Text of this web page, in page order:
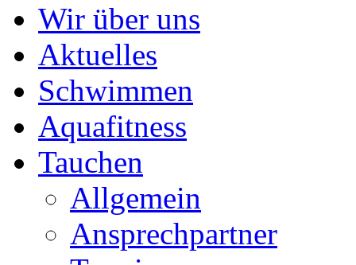
Wir über uns
Aktuelles
Schwimmen
Aquafitness
Tauchen
Allgemein
Ansprechpartner